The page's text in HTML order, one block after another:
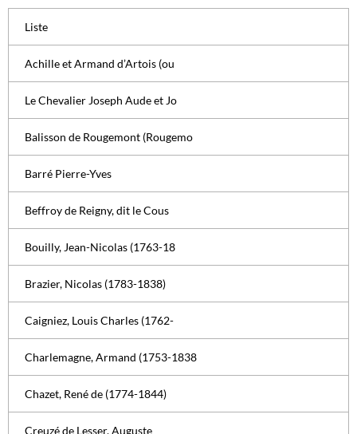
Liste
Achille et Armand d’Artois (ou
Le Chevalier Joseph Aude et Jo
Balisson de Rougemont (Rougemo
Barré Pierre-Yves
Beffroy de Reigny, dit le Cous
Bouilly, Jean-Nicolas (1763-18
Brazier, Nicolas (1783-1838)
Caigniez, Louis Charles (1762-
Charlemagne, Armand (1753-1838
Chazet, René de (1774-1844)
Creuzé de Lesser, Auguste